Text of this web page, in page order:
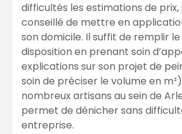
difficultés les estimations de
conseillé de mettre en
son domicile. Il suffit de remplir
disposition en prenant soin
explications sur son projet de
soin de préciser le volume en
nombreux artisans au sein de
permet de dénicher sans
entreprise.